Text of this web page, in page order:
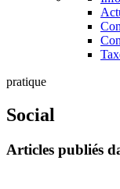
pratique
Social
Articles publiés